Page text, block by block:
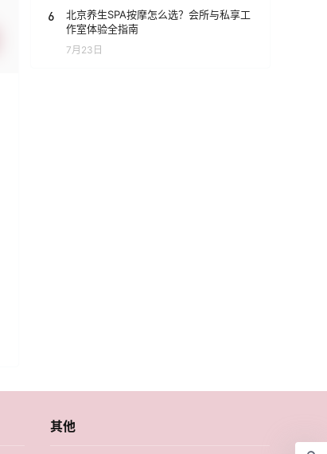
6
北京养生SPA按摩怎么选？会所与私享工
作室体验全指南
7月23日
其他